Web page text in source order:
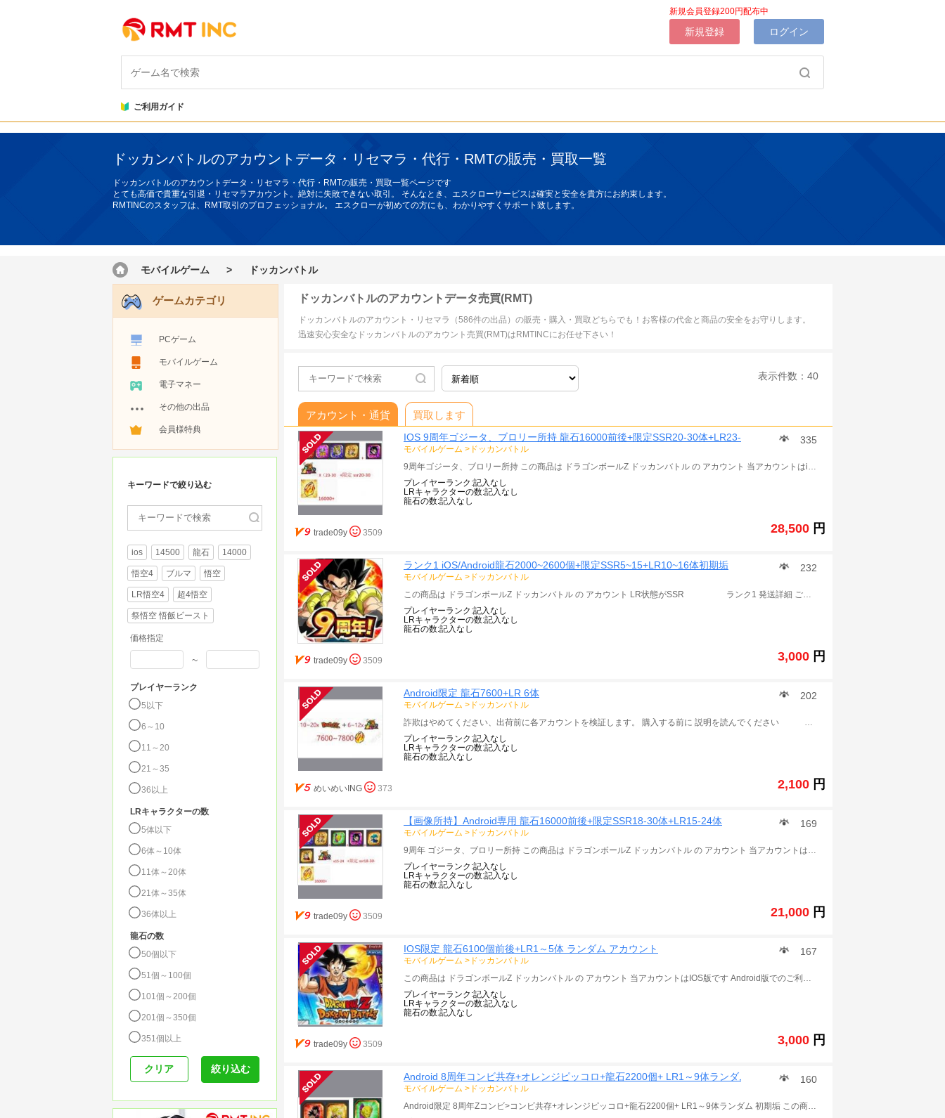
新規会員登録200円配布中
新規登録 ログイン
ご利用ガイド
ドッカンバトルのアカウントデータ・リセマラ・代行・RMTの販売・買取一覧
ドッカンバトルのアカウントデータ・リセマラ・代行・RMTの販売・買取一覧ページです
とても高価で貴重な引退・リセマラアカウント。絶対に失敗できない取引。 そんなとき、 エスクローサービスは確実と安全を貴方にお約束します。
RMTINCのスタッフは、RMT取引のプロフェッショナル。 エスクローが初めての方にも、わかりやすくサポート致します。
モバイルゲーム > ドッカンバトル
ゲームカテゴリ
PCゲーム
モバイルゲーム
電子マネー
その他の出品
会員様特典
キーワードで絞り込む
ios 14500 龍石 14000
悟空4 ブルマ 悟空
LR悟空4 超4悟空
祭悟空 悟飯ビースト
価格指定
~
プレイヤーランク
5以下
6～10
11～20
21～35
36以上
LRキャラクターの数
5体以下
6体～10体
11体～20体
21体～35体
36体以上
龍石の数
50個以下
51個～100個
101個～200個
201個～350個
351個以上
絞り込む
ドッカンバトルのアカウントデータ売買(RMT)
ドッカンバトルのアカウント・リセマラ（586件の出品）の販売・購入・買取どちらでも！お客様の代金と商品の安全をお守りします。
迅速安心安全なドッカンバトルのアカウント売買(RMT)はRMTINCにお任せ下さい！
表示件数：40
アカウント・通貨 買取します
335
IOS 9周年ゴジータ、ブロリー所持 龍石16000前後+限定SSR20-30体+LR23-30体
モバイルゲーム > ドッカンバトル
9周年ゴジータ、ブロリー所持 この商品は ドラゴンボールZ ドッカンバトル の アカウント 当アカウントはiOS版です Android版でのご利用の場合、石が引き継ぎ時に消滅します。 覚醒素材、アイテム多数。 冒険はすべてクリアです。 ランク500前後 LR状態がSSR 発送詳細 ご入金確認後に、引き継ぎコードとパスワードを発送致します~ アカウント情報少し誤差と在庫なくなり場合が存在ございます。 ご了承ほど宜しくお願いします。.
プレイヤーランク:記入なし
LRキャラクターの数:記入なし
龍石の数:記入なし
28,500 円
trade09y 3509
232
ランク1 iOS/Android龍石2000~2600個+限定SSR5~15+LR10~16体初期垢
モバイルゲーム > ドッカンバトル
この商品は ドラゴンボールZ ドッカンバトル の アカウント LR状態がSSR ランク1 発送詳細 ご入金確認後に、iOS/Androidを教えください。ユーザーIDと機種変更コードを発送致します 多少誤差がありますので予めご了承のほどよろしくお願いいたします。 よろしくお願いします。 ご注意：購入する前に まずはアプリをダンロードしてみてください 自分の携帯はデータをダンロードをできるかどうかを確認してください 一部の携帯はゲームに入れません 確認せずに購入して問題が出た場合はこちらは責任を取りません！ .
プレイヤーランク:記入なし
LRキャラクターの数:記入なし
龍石の数:記入なし
3,000 円
trade09y 3509
202
Android限定 龍石7600+LR 6体
モバイルゲーム > ドッカンバトル
詐欺はやめてください、出荷前に各アカウントを検証します。 購入する前に 説明を読んでください IOS版、Android版 引き继き方法選択:機種変更コ-ドで引き继き ご注意：購入する前に まずはアプリをダンロードしてみてください 自分の携帯はデータをダンロードをできるかどうかを確認してください 一部の携帯はゲームに入れません 確認せずに購入して問題が出た場合はこちらは責任を取りません 取引の流れ： ご入金確認後に、引き継ぎコードとパスワードを発送致します .
プレイヤーランク:記入なし
LRキャラクターの数:記入なし
龍石の数:記入なし
2,100 円
めいめいING 373
169
【画像所持】Android専用 龍石16000前後+限定SSR18-30体+LR15-24体
モバイルゲーム > ドッカンバトル
9周年 ゴジータ、ブロリー所持 この商品は ドラゴンボールZ ドッカンバトル の アカウント 当アカウントはAndroid版です iOS版でのご利用の場合、石が引き継ぎ時に消滅します。 覚醒素材、アイテム多数。 冒険はすべてクリアです。 ランク500前後 LR状態がSSR 発送詳細 ご入金確認後に、引き継ぎコードとパスワードを発送致します~ アカウント情報少し誤差と在庫なくなり場合が存在ございます。 ご了承ほど宜しくお願いします。.
プレイヤーランク:記入なし
LRキャラクターの数:記入なし
龍石の数:記入なし
21,000 円
trade09y 3509
167
IOS限定 龍石6100個前後+LR1～5体 ランダム アカウント
モバイルゲーム > ドッカンバトル
この商品は ドラゴンボールZ ドッカンバトル の アカウント 当アカウントはIOS版です Android版でのご利用の場合、石が引き継ぎ時に消滅します。 覚醒素材、アイテム多数。 冒険はすべてクリアです。 ランク200以上 発送詳細 ご入金確認後に、引き継ぎコードとパスワードを発送致します~.
プレイヤーランク:記入なし
LRキャラクターの数:記入なし
龍石の数:記入なし
3,000 円
trade09y 3509
160
Android 8周年コンビ共存+オレンジピッコロ+龍石2200個+ LR1～9体ランダム ランク1
モバイルゲーム > ドッカンバトル
Android限定 8周年Zコンビ>コンビ共存+オレンジピッコロ+龍石2200個+ LR1～9体ランダム 初期垢 この商品は ドラゴンボールZ ドッカンバトル の アカウント 当アカウントはAndroid版です IOS版でのご利用の場合、石が引き継ぎ時に消滅します。 ランク1 LR状態がSSR 発送詳細 後に、引き継ぎコードとパスワードを発送致します よろしくお願いします。 .